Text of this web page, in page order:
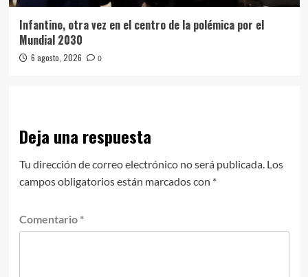
Infantino, otra vez en el centro de la polémica por el
Mundial 2030
6 agosto, 2026 0
Deja una respuesta
Tu dirección de correo electrónico no será publicada. Los
campos obligatorios están marcados con *
Comentario *